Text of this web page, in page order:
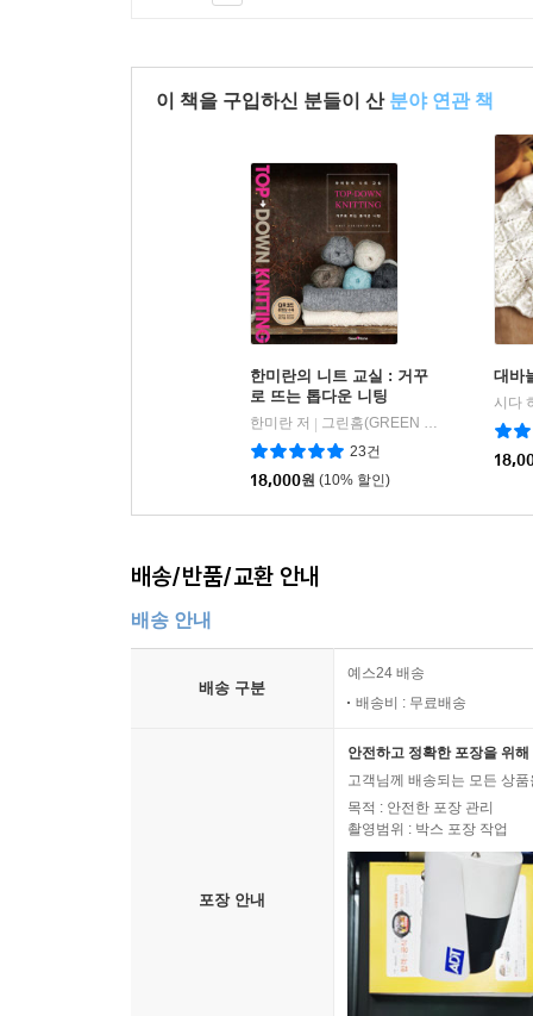
이 책을 구입하신 분들이 산 분야 연관 책
한미란의 니트 교실 : 거꾸
로 뜨는 톱다운 니팅
한미란 저
그린홈(GREEN HOME)
23건
18,000원 (10% 할인)
대바
시다
배송/반품/교환 안내
배송 안내
배송 구분
예스24 배송
배송비 : 무료배송
포장 안내
안전하고 정확한 포장을 위
고객님께 배송되는 모든 상
목적 : 안전한 포장 관리
촬영범위 : 박스 포장 작업